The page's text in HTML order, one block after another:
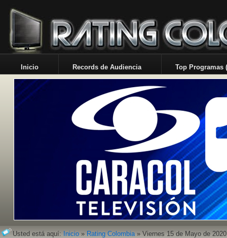
Inicio Records de Audiencia Top Programas
Usted está aquí: Inicio » Rating Colombia» Viernes 15 de Mayo de 2020